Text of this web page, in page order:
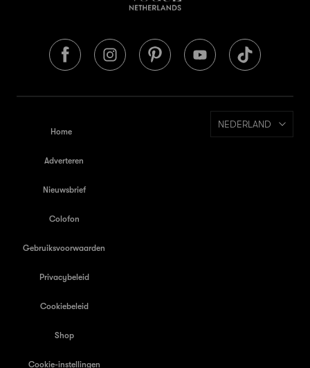
Home
Adverteren
Nieuwsbrief
Colofon
Gebruiksvoorwaarden
Privacybeleid
Cookiebeleid
Shop
Cookie-instellingen
NEDERLAND